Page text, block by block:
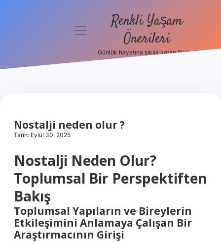
Hakkımızda
menüyü
Renkli Yaşam
Önerileri
Günlük hayatına şıklık katan fikirler!
Nostalji neden olur ?
Tarih: Eylül 30, 2025
Nostalji Neden Olur?
Toplumsal Bir Perspektiften
Bakış
Toplumsal Yapıların ve Bireylerin
Etkileşimini Anlamaya Çalışan Bir
Araştırmacının Girişi